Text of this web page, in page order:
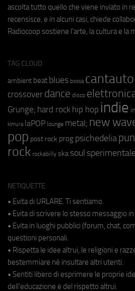
ascolta tutto quello che viene inviato in
recensisce, e in alcuni casi, chiede
Radiocoop sostiene l'arte, la cultura e la
TAG CLOUD
ambient beat blues bossa
crossover dance disco
Grunge; hard rock hip hop indie
kimura laPOP lounge metal; new
pop post rock prog psichedelia
rock rockabilly ska soul sperimentale
NETIQUETTE
• Evita di URLARE. Ti sentiamo.
• Evita di scrivere lo stesso messaggio
• Evita in luoghi pubblici (forum, chat,
questioni personali.
• Rispetta le idee altrui, le religioni e
bestemmiare né insultare altri utenti.
• Sentiti libero di esprimere le proprie
dell'educazione e del rispetto altrui.